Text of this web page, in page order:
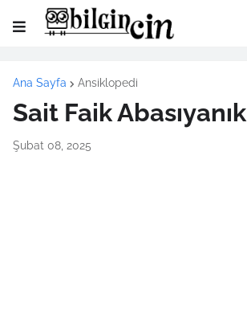
Ana Sayfa Ansiklopedi
Sait Faik Abasıyanık
Şubat 08, 2025